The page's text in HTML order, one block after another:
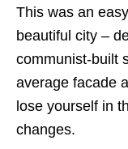
This was an
beautiful city –
communist-built
average facade
lose yourself in
changes.